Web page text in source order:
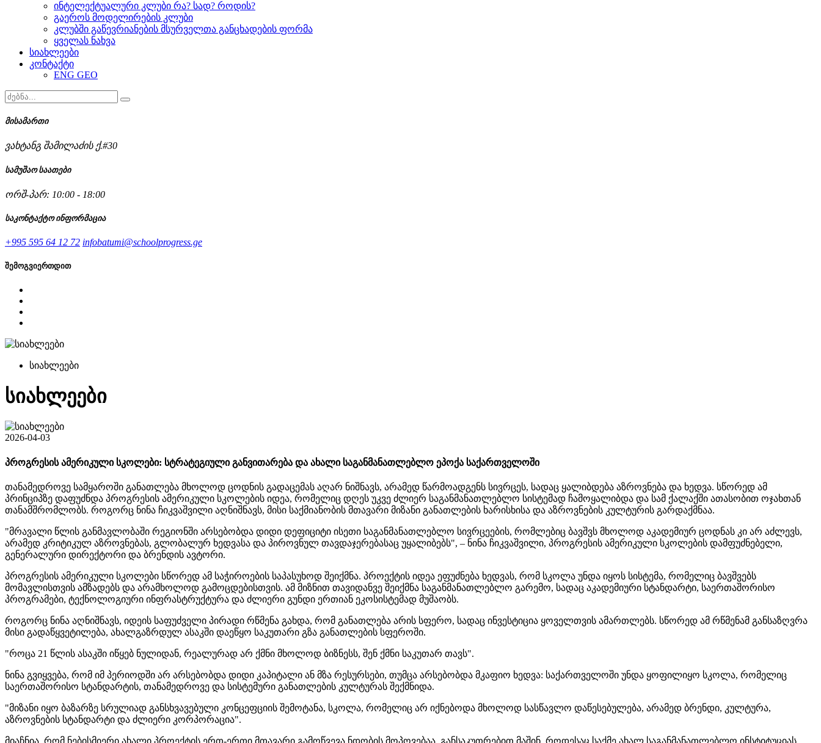
ინტელექტუალური კლუბი რა? სად? როდის?
გაეროს მოდელირების კლუბი
კლუბში გაწევრიანების მსურველთა განცხადების ფორმა
ყველას ნახვა
სიახლეები
კონტაქტი
ENG GEO
მისამართი
ვახტანგ შამილაძის ქ.#30
სამუშაო საათები
ორშ-პარ: 10:00 - 18:00
საკონტაქტო ინფორმაცია
+995 595 64 12 72 infobatumi@schoolprogress.ge
შემოგვიერთდით
სიახლეები
სიახლეები
2026-04-03
პროგრესის ამერიკული სკოლები: სტრატეგიული განვითარება და ახალი საგანმანათლებლო ეპოქა საქართველოში
თანამედროვე სამყაროში განათლება მხოლოდ ცოდნის გადაცემას აღარ ნიშნავს, არამედ წარმოადგენს სივრცეს, სადაც ყალიბდება აზროვნება და ხედვა. სწორედ ამ
პრინციპზე დაფუძნდა პროგრესის ამერიკული სკოლების იდეა, რომელიც დღეს უკვე ძლიერ საგანმანათლებლო სისტემად ჩამოყალიბდა და სამ ქალაქში ათასობით ოჯახთან
თანამშრომლობს. როგორც ნინა ჩიკვაშვილი აღნიშნავს, მისი საქმიანობის მთავარი მიზანი განათლების ხარისხისა და აზროვნების კულტურის გარდაქმნაა.
"მრავალი წლის განმავლობაში რეგიონში არსებობდა დიდი დეფიციტი ისეთი საგანმანათლებლო სივრცეების, რომლებიც ბავშვს მხოლოდ აკადემიურ ცოდნას კი არ აძლევს,
არამედ კრიტიკულ აზროვნებას, გლობალურ ხედვასა და პიროვნულ თავდაჯერებასაც უყალიბებს", – ნინა ჩიკვაშვილი, პროგრესის ამერიკული სკოლების დამფუძნებელი,
გენერალური დირექტორი და ბრენდის ავტორი.
პროგრესის ამერიკული სკოლები სწორედ ამ საჭიროების საპასუხოდ შეიქმნა. პროექტის იდეა ეფუძნება ხედვას, რომ სკოლა უნდა იყოს სისტემა, რომელიც ბავშვებს
მომავლისთვის ამზადებს და არამხოლოდ გამოცდებისთვის. ამ მიზნით თავიდანვე შეიქმნა საგანმანათლებლო გარემო, სადაც აკადემიური სტანდარტი, საერთაშორისო
პროგრამები, ტექნოლოგიური ინფრასტრუქტურა და ძლიერი გუნდი ერთიან ეკოსისტემად მუშაობს.
როგორც ნინა აღნიშნავს, იდეის საფუძველი პირადი რწმენა გახდა, რომ განათლება არის სფერო, სადაც ინვესტიცია ყოველთვის ამართლებს. სწორედ ამ რწმენამ განსაზღვრა
მისი გადაწყვეტილება, ახალგაზრდულ ასაკში დაეწყო საკუთარი გზა განათლების სფეროში.
"როცა 21 წლის ასაკში იწყებ ნულიდან, რეალურად არ ქმნი მხოლოდ ბიზნესს, შენ ქმნი საკუთარ თავს".
ნინა გვიყვება, რომ იმ პერიოდში არ არსებობდა დიდი კაპიტალი ან მზა რესურსები, თუმცა არსებობდა მკაფიო ხედვა: საქართველოში უნდა ყოფილიყო სკოლა, რომელიც
საერთაშორისო სტანდარტის, თანამედროვე და სისტემური განათლების კულტურას შექმნიდა.
"მიზანი იყო ბაზარზე სრულიად განსხვავებული კონცეფციის შემოტანა, სკოლა, რომელიც არ იქნებოდა მხოლოდ სასწავლო დაწესებულება, არამედ ბრენდი, კულტურა,
აზროვნების სტანდარტი და ძლიერი კორპორაცია".
მიაჩნია, რომ ნებისმიერი ახალი პროექტის ერთ-ერთი მთავარი გამოწვევა ნდობის მოპოვებაა. განსაკუთრებით მაშინ, როდესაც საქმე ახალ საგანმანათლებლო ინსტიტუციას